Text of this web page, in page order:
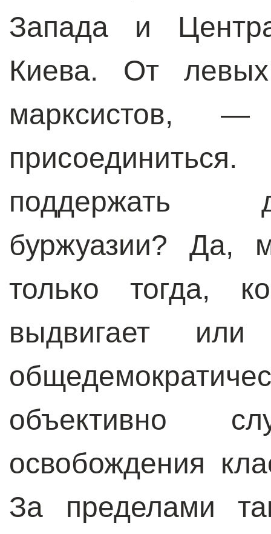
Запада и
Киева. От
марксистов,
поддержать
буржуазии?
только тогда,
выдвигает или
объективно
освобождения
За пределами